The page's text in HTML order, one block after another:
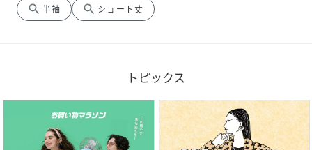
search 半袖 search ショート丈
トピックス